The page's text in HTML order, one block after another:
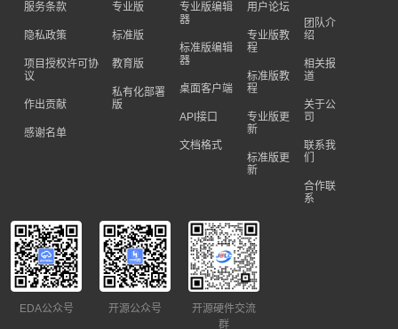
服务条款
隐私政策
项目授权许可协
议
作出贡献
感谢名单
专业版
标准版
教育版
私有化部署
版
专业版编辑
器
标准版编辑
器
桌面客户端
API接口
文档格式
用户论坛
专业版教
程
标准版教
程
专业版更
新
标准版更
新
团队介
绍
相关报
道
关于公
司
联系我
们
合作联
系
EDA公众号 开源公众号
开源硬件交流
群